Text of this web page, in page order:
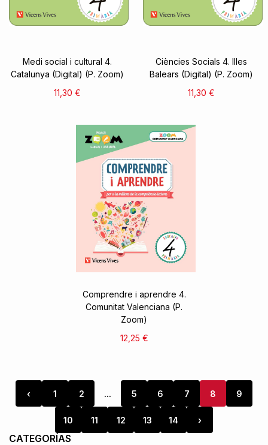
Medi social i cultural 4.
Catalunya (Digital) (P. Zoom)
11,30 €
Ciències Socials 4. Illes
Balears (Digital) (P. Zoom)
11,30 €
Comprendre i aprendre 4.
Comunitat Valenciana (P.
Zoom)
12,25 €
‹ 1 2 ... 5 6 7 8 9
10 11 12 13 14 ›
CATEGORÍAS